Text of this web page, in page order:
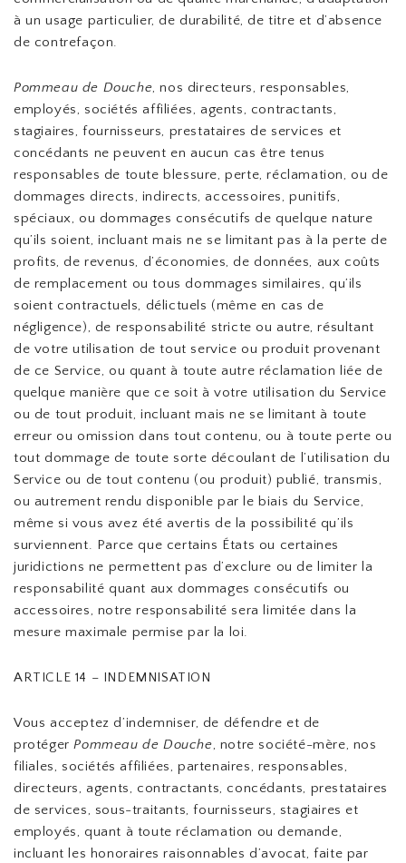
à un usage particulier, de durabilité, de titre et d’absence
de contrefaçon.
Pommeau de Douche, nos directeurs, responsables,
employés, sociétés affiliées, agents, contractants,
stagiaires, fournisseurs, prestataires de services et
concédants ne peuvent en aucun cas être tenus
responsables de toute blessure, perte, réclamation, ou de
dommages directs, indirects, accessoires, punitifs,
spéciaux, ou dommages consécutifs de quelque nature
qu’ils soient, incluant mais ne se limitant pas à la perte de
profits, de revenus, d’économies, de données, aux coûts
de remplacement ou tous dommages similaires, qu’ils
soient contractuels, délictuels (même en cas de
négligence), de responsabilité stricte ou autre, résultant
de votre utilisation de tout service ou produit provenant
de ce Service, ou quant à toute autre réclamation liée de
quelque manière que ce soit à votre utilisation du Service
ou de tout produit, incluant mais ne se limitant à toute
erreur ou omission dans tout contenu, ou à toute perte ou
tout dommage de toute sorte découlant de l’utilisation du
Service ou de tout contenu (ou produit) publié, transmis,
ou autrement rendu disponible par le biais du Service,
même si vous avez été avertis de la possibilité qu’ils
surviennent. Parce que certains États ou certaines
juridictions ne permettent pas d’exclure ou de limiter la
responsabilité quant aux dommages consécutifs ou
accessoires, notre responsabilité sera limitée dans la
mesure maximale permise par la loi.
ARTICLE 14 – INDEMNISATION
Vous acceptez d’indemniser, de défendre et de
protégerPommeau de Douche, notre société-mère, nos
filiales, sociétés affiliées, partenaires, responsables,
directeurs, agents, contractants, concédants, prestataires
de services, sous-traitants, fournisseurs, stagiaires et
employés, quant à toute réclamation ou demande,
incluant les honoraires raisonnables d’avocat, faite par